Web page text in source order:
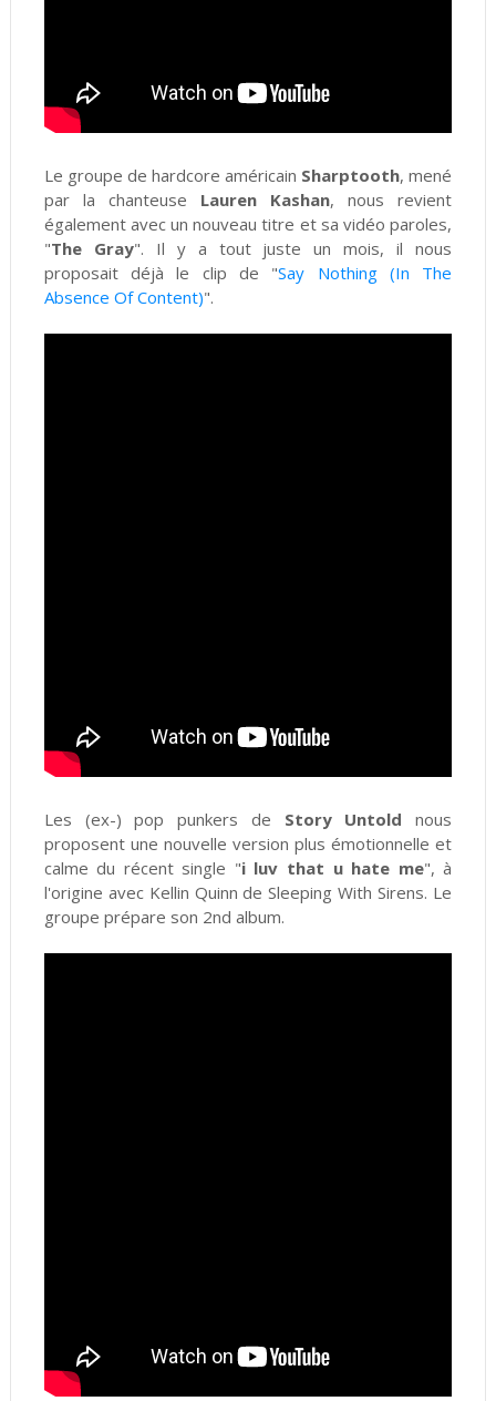
Le groupe de hardcore américain Sharptooth, mené
par la chanteuse Lauren Kashan, nous revient
également avec un nouveau titre et sa vidéo paroles,
"The Gray". Il y a tout juste un mois, il nous
proposait déjà le clip de "Say Nothing (In The
Absence Of Content)".
Les (ex-) pop punkers de Story Untold nous
proposent une nouvelle version plus émotionnelle et
calme du récent single "i luv that u hate me", à
l'origine avec Kellin Quinn de Sleeping With Sirens. Le
groupe prépare son 2nd album.